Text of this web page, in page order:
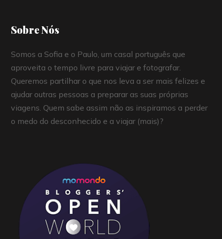
Sobre Nós
Somos a Sofia e o Paulo, um casal português que
aproveita o tempo livre para viajar e fotografar.
Queremos partilhar o que nos leva a ser mais felizes e
ajudar outras pessoas a preparar as suas próprias
viagens. Quem sabe assim não as inspiramos a perder
o medo do desconhecido e a viajar (mais)?